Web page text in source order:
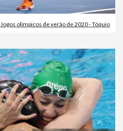
Jogos olímpicos de verão de 2020 - Tóquio